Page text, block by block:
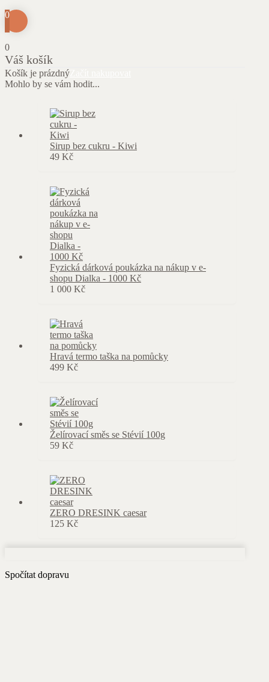
0
0
Váš košík
Košík je prázdný
Mohlo by se vám hodit...
Sirup bez cukru - Kiwi
49 Kč
Fyzická dárková poukázka na nákup v e-
shopu Dialka - 1000 Kč
1 000 Kč
Hravá termo taška na pomůcky
499 Kč
Želírovací směs se Stévií 100g
59 Kč
ZERO DRESINK caesar
125 Kč
Spočítat dopravu